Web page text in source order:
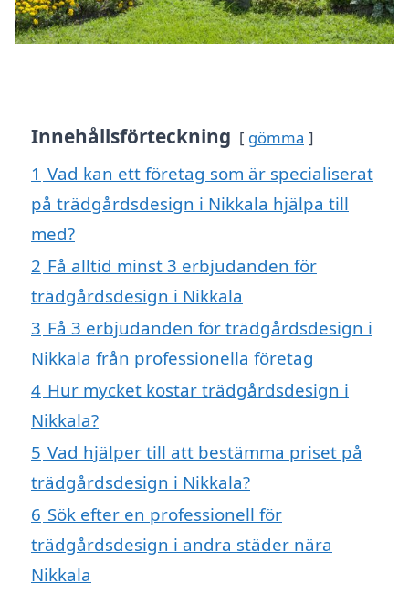
Innehållsförteckning gömma
1 Vad kan ett företag som är specialiserat
på trädgårdsdesign i Nikkala hjälpa till
med?
2 Få alltid minst 3 erbjudanden för
trädgårdsdesign i Nikkala
3 Få 3 erbjudanden för trädgårdsdesign i
Nikkala från professionella företag
4 Hur mycket kostar trädgårdsdesign i
Nikkala?
5 Vad hjälper till att bestämma priset på
trädgårdsdesign i Nikkala?
6 Sök efter en professionell för
trädgårdsdesign i andra städer nära
Nikkala